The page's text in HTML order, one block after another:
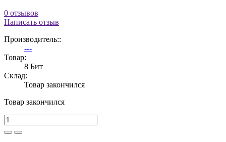
0 отзывов
Написать отзыв
Производитель::
---
Товар:
8 Бит
Склад:
Товар закончился
Товар закончился